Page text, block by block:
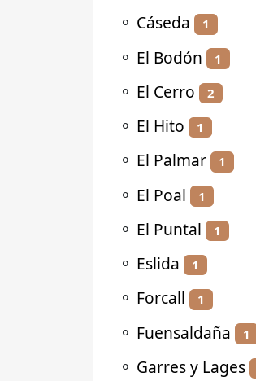
⚬ Cáseda 1
⚬ El Bodón 1
⚬ El Cerro 2
⚬ El Hito 1
⚬ El Palmar 1
⚬ El Poal 1
⚬ El Puntal 1
⚬ Eslida 1
⚬ Forcall 1
⚬ Fuensaldaña 1
⚬ Garres y Lages